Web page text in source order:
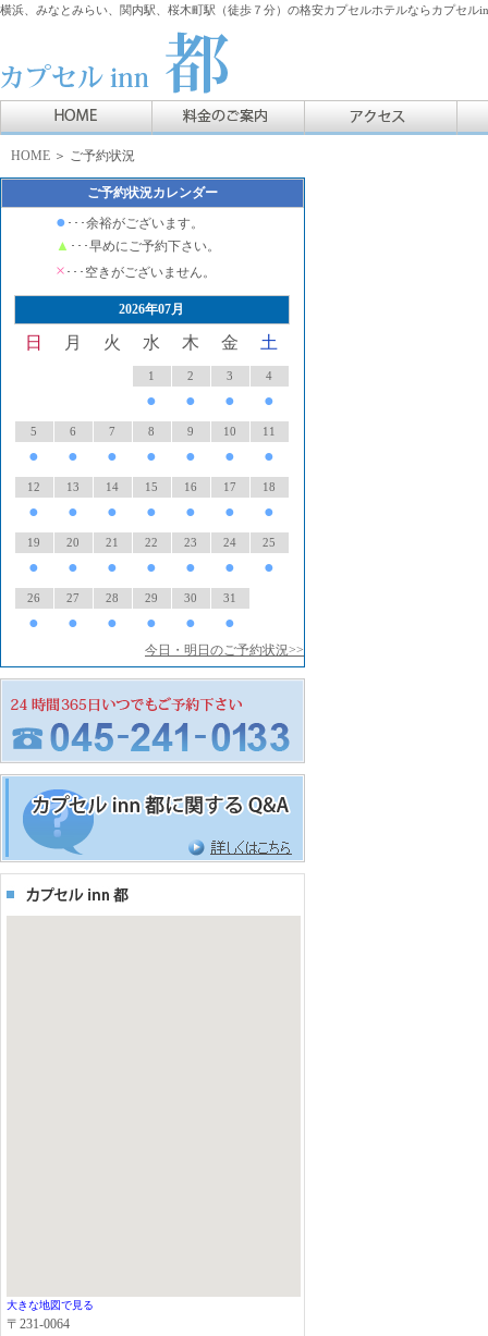
横浜、みなとみらい、関内駅、桜木町駅（徒歩７分）の格安カプセルホテルならカプセル
HOME ＞ ご予約状況
ご予約状況カレンダー
● ･･･余裕がございます。
▲ ･･･早めにご予約下さい。
× ･･･空きがございません。
2026年07月
日 月 火 水 木 金 土
1
●
2
●
3
●
4
●
5
●
6
●
7
●
8
●
9
●
10
●
11
●
12
●
13
●
14
●
15
●
16
●
17
●
18
●
19
●
20
●
21
●
22
●
23
●
24
●
25
●
26
●
27
●
28
●
29
●
30
●
31
●
今日・明日のご予約状況>>
大きな地図で見る
〒231-0064